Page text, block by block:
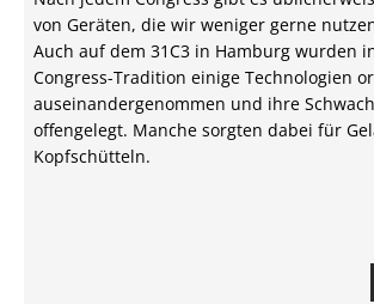
von Geräten, die wir weniger gerne
Auch auf dem 31C3 in Hamburg wurden
Congress-Tradition einige Technologien
auseinandergenommen und ihre
offengelegt. Manche sorgten dabei für
Kopfschütteln.